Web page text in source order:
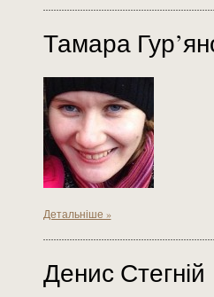
Тамара
Детальніше »
Денис Стегній